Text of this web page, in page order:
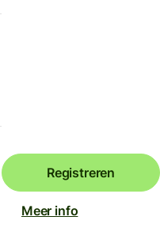
Registreren
Meer info